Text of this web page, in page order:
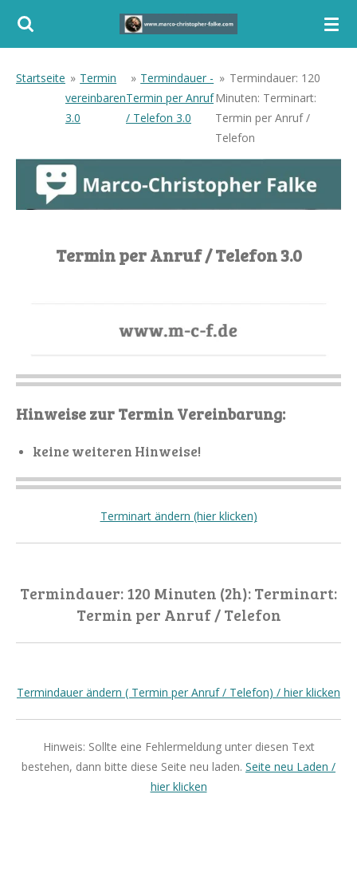
Zum
Startseite » Termin
vereinbaren
3.0
» Termindauer -
Termin per Anruf
/ Telefon 3.0
» Termindauer: 120
Minuten: Terminart:
Termin per Anruf /
Telefon
Termin per Anruf / Telefon 3.0
Hinweise zur Termin Vereinbarung:
keine weiteren Hinweise!
Terminart ändern (hier klicken)
Termindauer: 120 Minuten (2h): Terminart:
Termin per Anruf / Telefon
Termindauer ändern ( Termin per Anruf / Telefon) / hier klicken
Hinweis: Sollte eine Fehlermeldung unter diesen Text
bestehen, dann bitte diese Seite neu laden. Seite neu Laden /
hier klicken